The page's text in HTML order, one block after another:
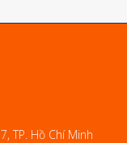
TP. Hồ Chí Minh